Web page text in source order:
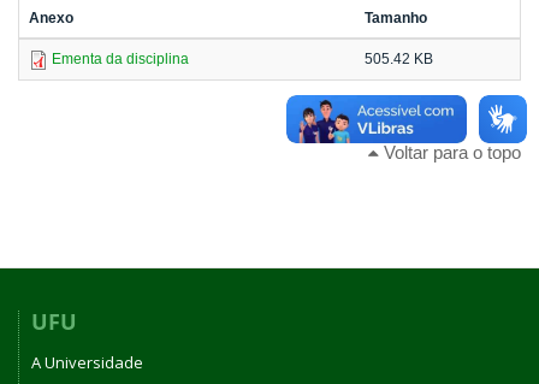
Anexo Tamanho
Ementa da disciplina 505.42 KB
Voltar para o topo
UFU
A Universidade